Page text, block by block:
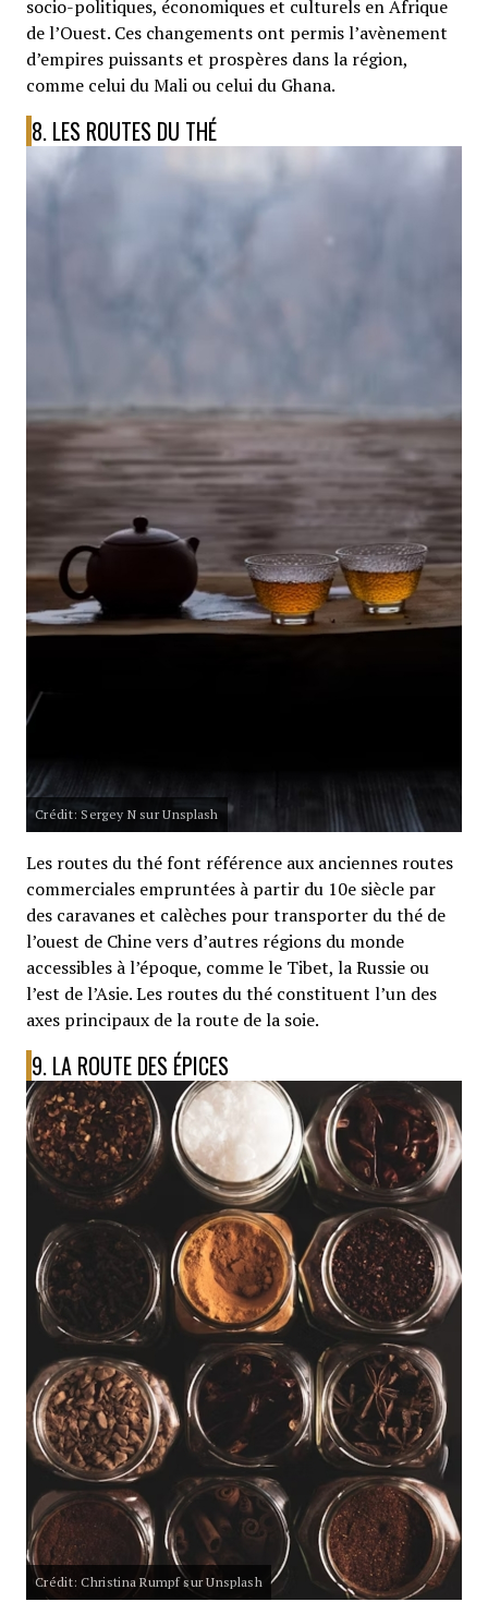
socio-politiques, économiques et culturels en Afrique
de l’Ouest. Ces changements ont permis l’avènement
d’empires puissants et prospères dans la région,
comme celui du Mali ou celui du Ghana.
8. LES ROUTES DU THÉ
Crédit: Sergey N sur Unsplash
Les routes du thé font référence aux anciennes routes
commerciales empruntées à partir du 10e siècle par
des caravanes et calèches pour transporter du thé de
l’ouest de Chine vers d’autres régions du monde
accessibles à l’époque, comme le Tibet, la Russie ou
l’est de l’Asie. Les routes du thé constituent l’un des
axes principaux de la route de la soie.
9. LA ROUTE DES ÉPICES
Crédit: Christina Rumpf sur Unsplash